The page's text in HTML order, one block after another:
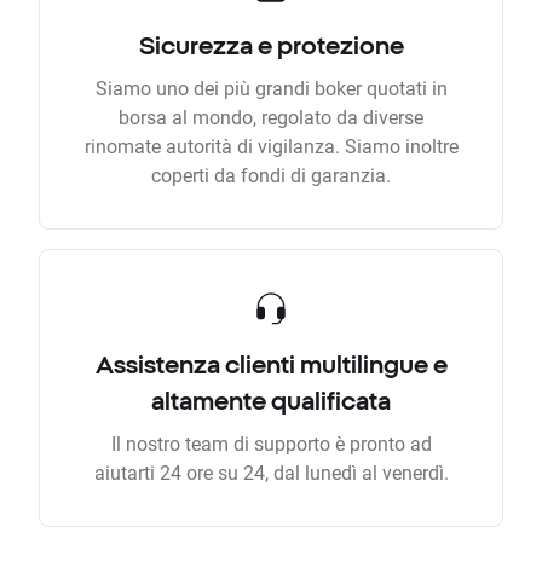
Sicurezza e protezione
Siamo uno dei più grandi boker quotati in
borsa al mondo, regolato da diverse
rinomate autorità di vigilanza. Siamo inoltre
coperti da fondi di garanzia.
Assistenza clienti multilingue e
altamente qualificata
Il nostro team di supporto è pronto ad
aiutarti 24 ore su 24, dal lunedì al venerdì.